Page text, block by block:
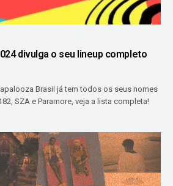
divulga o seu lineup completo
Brasil já tem todos os seus nomes
SZA e Paramore, veja a lista completa!